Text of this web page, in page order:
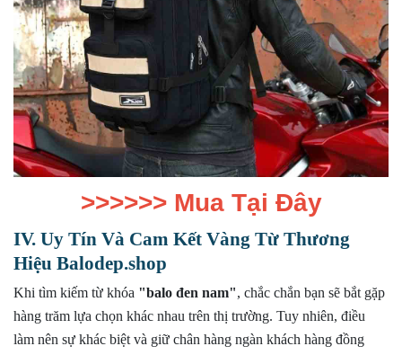
>>>>>> Mua Tại Đây
IV. Uy Tín Và Cam Kết Vàng Từ Thương
Hiệu Balodep.shop
Khi tìm kiếm từ khóa "balo đen nam", chắc chắn bạn sẽ bắt gặp
hàng trăm lựa chọn khác nhau trên thị trường. Tuy nhiên, điều
làm nên sự khác biệt và giữ chân hàng ngàn khách hàng đồng